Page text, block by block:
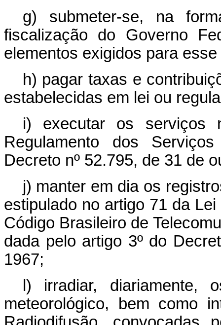
g) submeter-se, na
fiscalização do Governo
elementos exigidos para esse
h) pagar taxas e
estabelecidas em lei ou
i) executar os serviços
Regulamento dos
Decreto nº 52.795, de 31 de
j) manter em dia os
estipulado no artigo 71 da
Código Brasileiro de
dada pelo artigo 3º do
1967;
l) irradiar, diariamente,
meteorológico, bem como